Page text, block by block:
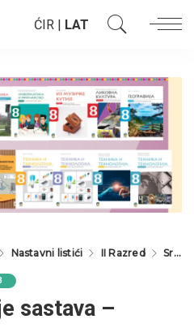
ĆIR | LAT
Nastavni listići II Razred Srpski jezik 2
sastava –